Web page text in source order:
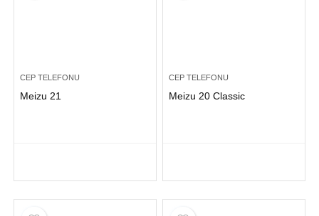
CEP TELEFONU
Meizu 21
CEP TELEFONU
Meizu 20 Classic